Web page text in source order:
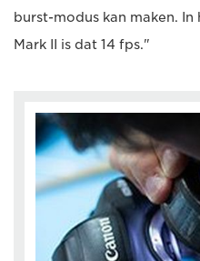
burst-modus kan maken. In
Mark II is dat 14 fps."